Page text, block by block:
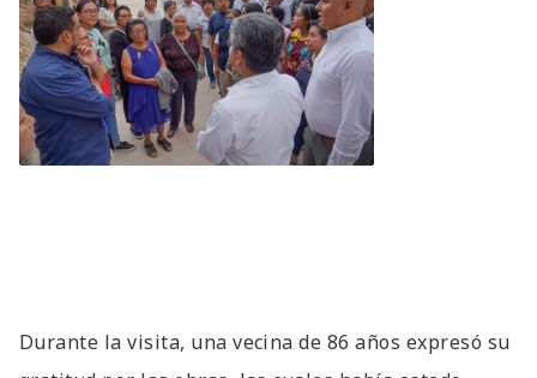
Durante la visita, una vecina de 86 años expresó su